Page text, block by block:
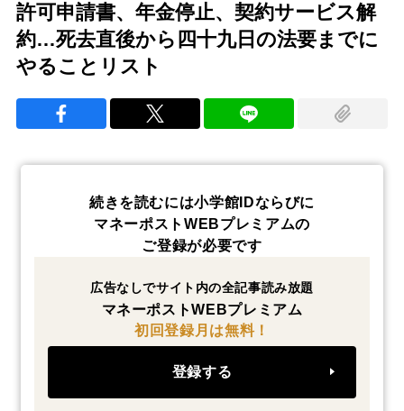
許可申請書、年金停止、契約サービス解
約…死去直後から四十九日の法要までに
やることリスト
続きを読むには小学館IDならびに
マネーポストWEBプレミアムの
ご登録が必要です
広告なしでサイト内の全記事読み放題
マネーポストWEBプレミアム
初回登録月は無料！
登録する